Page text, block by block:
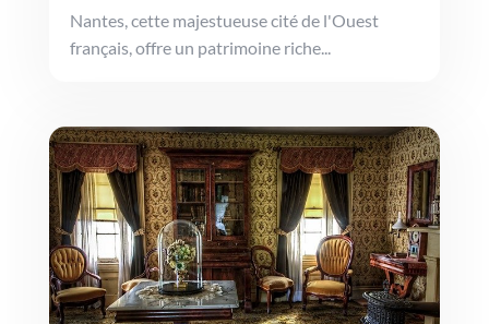
Nantes, cette majestueuse cité de l'Ouest
français, offre un patrimoine riche...